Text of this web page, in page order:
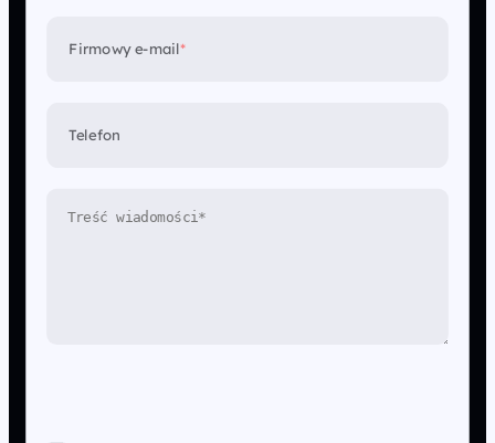
Firmowy e-mail*
Telefon